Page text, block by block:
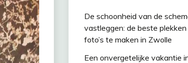
De schoonheid van de
vastleggen: de beste
foto’s te maken in Zwolle
Een onvergetelijke vakantie